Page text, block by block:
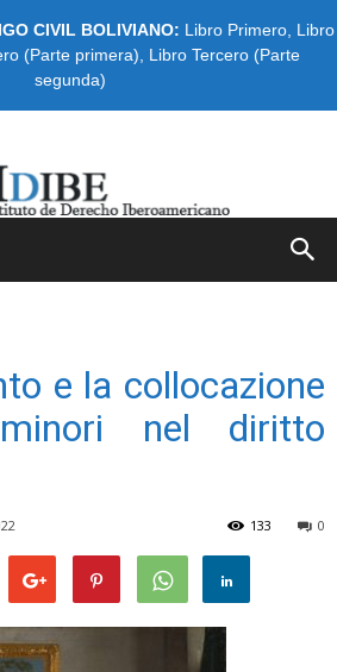
CIVIL BOLIVIANO: Libro Primero Libro
(Parte primera)
Libro Tercero (Parte
segunda)
e la collocazione
nel diritto
0
133